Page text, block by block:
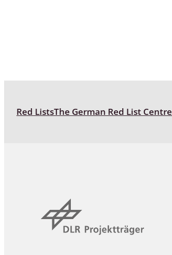
Red ListsThe German Red List Centre